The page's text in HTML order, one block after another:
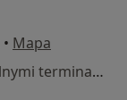
• Mapa
Brak dostępnych specjalistów z wolnymi terminami w tym centrum medycznym.